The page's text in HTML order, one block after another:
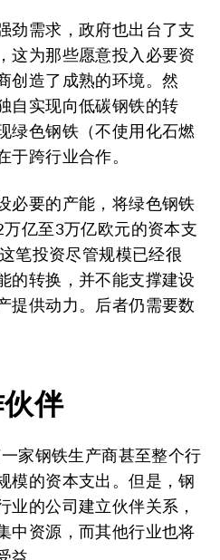
劲需求，政府也出台了支
这为那些愿意投入必要资
创造了成熟的环境。然
自实现向低碳钢铁的转
绿色钢铁（不使用化石燃
于跨行业合作。
必要的产能，将绿色钢铁
亿至3万亿欧元的资本支
笔投资尽管规模已经很
的转换，并不能支撑建设
提供动力。后者仍需要数
伴
家钢铁生产商甚至整个行
模的资本支出。但是，钢
业的公司建立伙伴关系，
中资源，而其他行业也将